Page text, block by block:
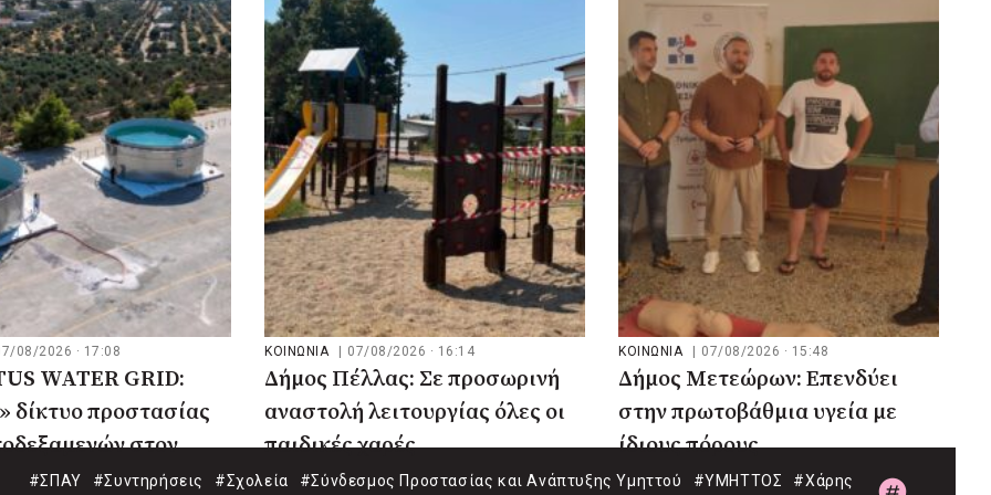
08/2026 · 17:08
WATER GRID:
δίκτυο προστασίας
στον
ΚΟΙΝΩΝΙΑ 07/08/2026 · 16:14
Δήμος Πέλλας: Σε προσωρινή
αναστολή λειτουργίας όλες οι
παιδικές χαρές
ΚΟΙΝΩΝΙΑ 07/08/2026 · 15:48
Δήμος Μετεώρων: Επενδύει
στην πρωτοβάθμια υγεία με
ίδιους πόρους
#ΣΠΑΥ #Συντηρήσεις #Σχολεία #Σύνδεσμος Προστασίας και Ανάπτυξης Υμηττού #ΥΜΗΤΤΟΣ #Χάρης